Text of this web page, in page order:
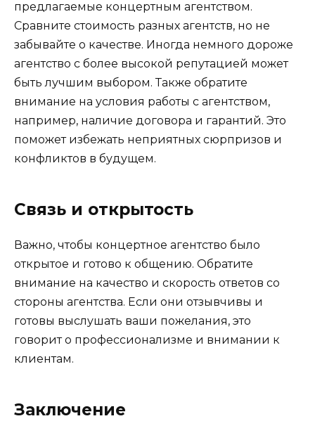
предлагаемые концертным агентством.
Сравните стоимость разных агентств, но не
забывайте о качестве. Иногда немного дороже
агентство с более высокой репутацией может
быть лучшим выбором. Также обратите
внимание на условия работы с агентством,
например, наличие договора и гарантий. Это
поможет избежать неприятных сюрпризов и
конфликтов в будущем.
Связь и открытость
Важно, чтобы концертное агентство было
открытое и готово к общению. Обратите
внимание на качество и скорость ответов со
стороны агентства. Если они отзывчивы и
готовы выслушать ваши пожелания, это
говорит о профессионализме и внимании к
клиентам.
Заключение